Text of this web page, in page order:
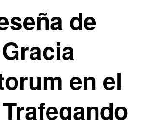
de
Gracia
en el